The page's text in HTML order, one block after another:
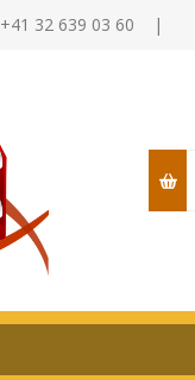
+41 32 639 03 60 |